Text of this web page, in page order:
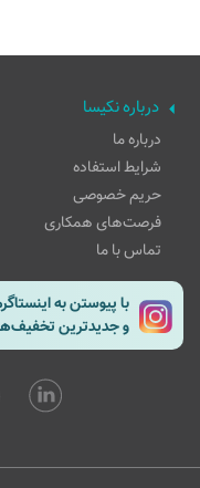
درباره نکیسا
درباره ما
شرایط استفاده
حریم خصوصی
فرصت‌های همکاری
تماس با ما
با پیوستن به
و جدیدترین